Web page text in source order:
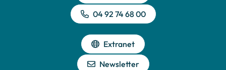
04 92 74 68 00
Extranet
Newsletter